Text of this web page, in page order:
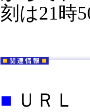
刻は21時
■ ＵＲＬ